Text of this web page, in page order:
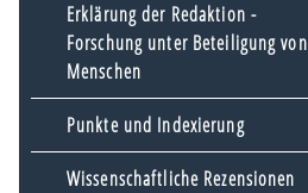
Erklärung der Redaktion -
Forschung unter Beteiligung von
Menschen
Punkte und Indexierung
Wissenschaftliche Rezensionen